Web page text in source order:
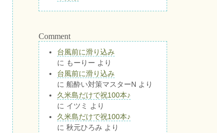
Comment
台風前に滑り込み
に もーりー より
台風前に滑り込み
に 船酔い対策マスターN より
久米島だけで祝100本♪
に イツミ
より
久米島だけで祝100本♪
に 秋元ひろみ より